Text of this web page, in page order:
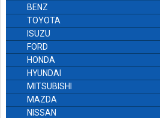
BENZ
TOYOTA
ISUZU
FORD
HONDA
HYUNDAI
MITSUBISHI
MAZDA
NISSAN